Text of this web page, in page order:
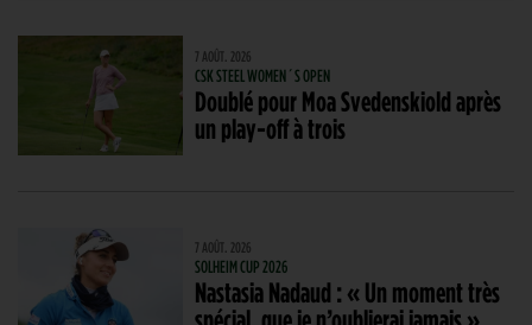
7 AOÛT. 2026
CSK STEEL WOMEN´S OPEN
Doublé pour Moa Svedenskiold après
un play-off à trois
7 AOÛT. 2026
SOLHEIM CUP 2026
Nastasia Nadaud : « Un moment très